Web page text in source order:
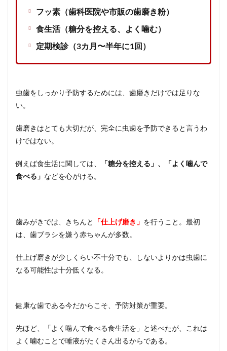
フッ素（歯科医院や市販の歯磨き粉）
食生活（糖分を控える、よく噛む）
定期検診（3カ月〜半年に1回）
虫歯をしっかり予防するためには、歯磨きだけでは足りな
い。
歯磨きはとても大切だが、完全に虫歯を予防できると言うわ
けではない。
例えば食生活に関しては、
「糖分を控える」、「よく噛んで
食べる」 などを心がける。
歯みがきでは、きちんと 「仕上げ磨き」 を行うこと。最初
は、歯ブラシを嫌う赤ちゃんが多数。
仕上げ磨きが少しくらい不十分でも、しないよりかは虫歯に
なる可能性は十分低くなる。
健康な歯である今だからこそ、予防対策が重要。
先ほど、「よく噛んで食べる食生活を」と述べたが、これは
よく噛むことで唾液がたくさん出るからである。